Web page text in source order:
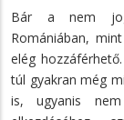
Bár a nem
Romániában,
elég
túl gyakran még
is, ugyanis